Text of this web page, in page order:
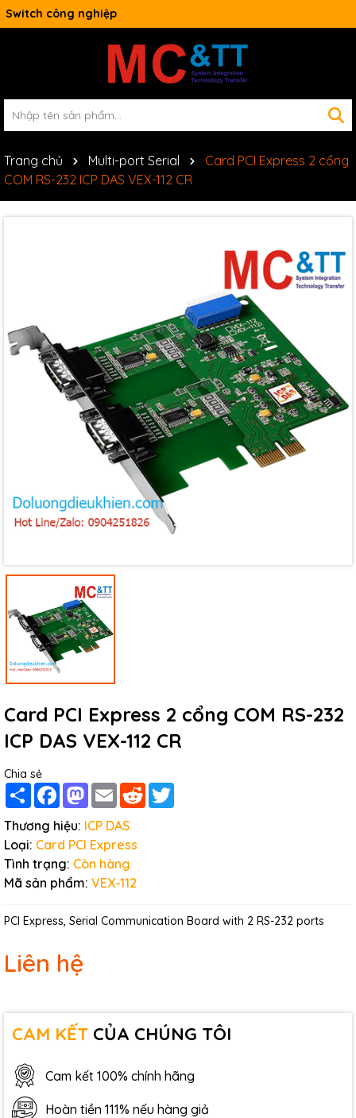
Switch công nghiệp
Trang chủ Multi-port Serial
Card PCI Express 2 cổng
COM RS-232 ICP DAS VEX-112 CR
Card PCI Express 2 cổng COM RS-232
ICP DAS VEX-112 CR
Chia sẻ
Share FacebookMastodon
Email Reddit
Thương hiệu: ICP DAS
Loại: Card PCI Express
Tình trạng: Còn hàng
Mã sản phẩm: VEX-112
PCI Express, Serial Communication Board with 2 RS-232 ports
Liên hệ
CAM KẾT CỦA CHÚNG TÔI
Cam kết 100% chính hãng
Hoàn tiền 111% nếu hàng giả
Ngày hết hạn: